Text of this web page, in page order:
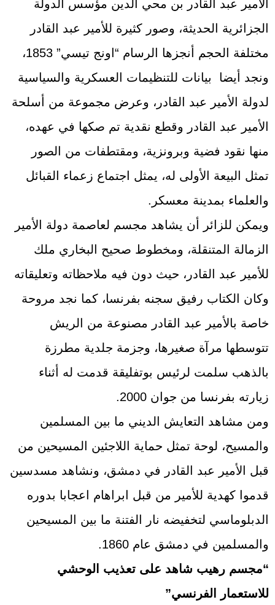
الأمير عبد القادر بن محي الدين مؤسس الدولة
الجزائرية الحديثة، وصور كثيرة للأمير عبد القادر
مختلفة الحجم أنجزها الرسام “اونج تيسي” 1853،
ونجد أيضا بيانات للتنظيمات العسكرية والسياسية
لدولة الأمير عبد القادر، وعرض مجموعة من أسلحة
الأمير عبد القادر وقطع نقدية تم صكها في عهده،
منها نقود فضية وبرونزية، ومقتطفات من الصور
تمثل البيعة الأولى له، يمثل اجتماع زعماء القبائل
والعلماء بمدينة معسكر.
ويمكن للزائر أن يشاهد مجسم لعاصمة دولة الأمير
الزمالة المتنقلة، ومخطوط صحيح البخاري ملك
للأمير عبد القادر، حيث دون فيه ملاحظاته وتعليقاته
وكان الكتاب رفيق سجنه بفرنسا، كما نجد مروحة
خاصة بالأمير عبد القادر مصنوعة من الريش
تتوسطها مرآة صغيرها، وجزمة جلدية مطرزة
بالذهب سلمت لرئيس بوتفليقة قدمت له أثناء
زيارته بفرنسا من جوان 2000.
ومن مشاهد التعايش الديني ما بين المسلمين
والمسيح، لوحة تمثل حماية اللاجئين المسيحين من
قبل الأمير عبد القادر في دمشق، ونشاهد مسدسين
قدموا كهدية للأمير من قبل ابراهام اعجابا بدوره
الدبلوماسي لتخفيضه نار الفتنة ما بين المسيحين
والمسلمين في دمشق عام 1860.
“مجسم رهيب شاهد على تعذيب الوحشي
للاستعمار الفرنسي”